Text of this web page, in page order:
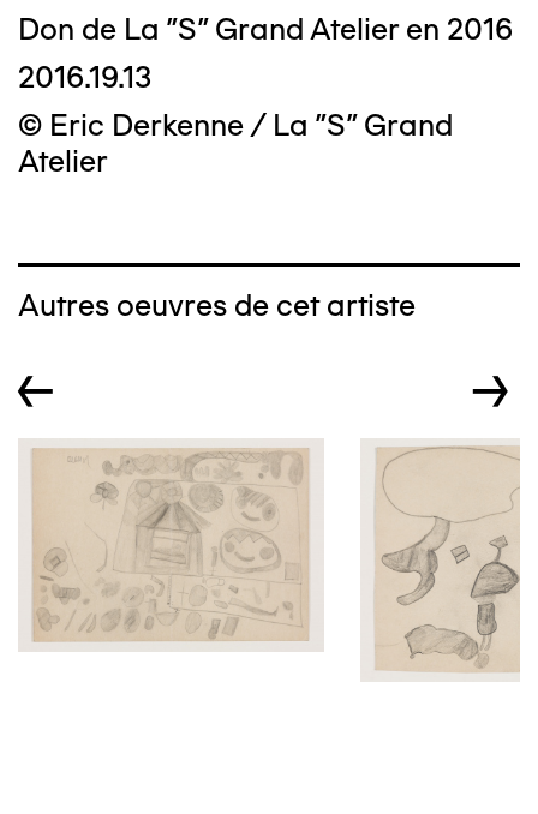
Don de La "S" Grand Atelier en 2016
2016.19.13
© Eric Derkenne / La "S" Grand
Atelier
Autres oeuvres de cet artiste
← →